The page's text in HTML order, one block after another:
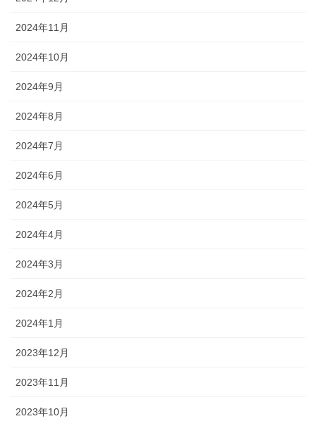
2024年11月
2024年10月
2024年9月
2024年8月
2024年7月
2024年6月
2024年5月
2024年4月
2024年3月
2024年2月
2024年1月
2023年12月
2023年11月
2023年10月